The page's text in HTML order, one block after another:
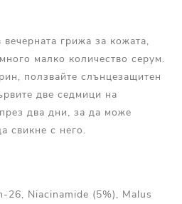
грижа за кожата,
малко количество серум.
ползвайте слънцезащитен
две седмици на
два дни, за да може
свикне с него.
26, Niacinamide (5%), Malus